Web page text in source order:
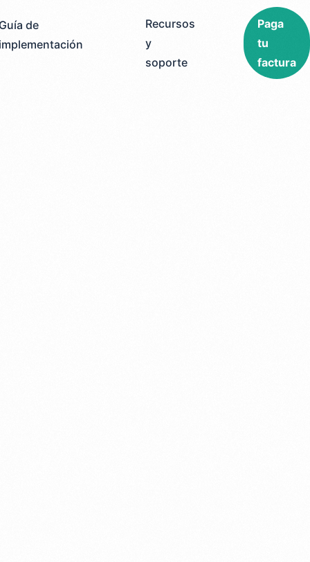
de
Recursos
y
soporte
Paga
tu
factura